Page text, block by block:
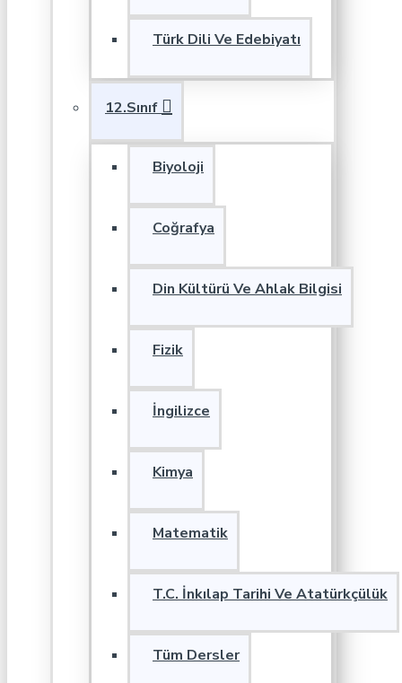
Türk Dili Ve Edebiyatı
12.Sınıf
Biyoloji
Coğrafya
Din Kültürü Ve Ahlak Bilgisi
Fizik
İngilizce
Kimya
Matematik
T.C. İnkılap Tarihi Ve Atatürkçülük
Tüm Dersler